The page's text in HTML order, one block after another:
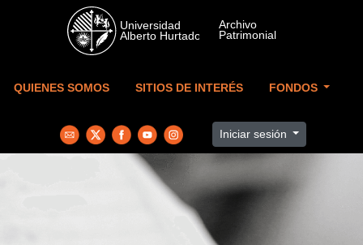
Skip to main content
QUIENES SOMOS SITIOS DE INTERÉS FONDOS
Iniciar sesión